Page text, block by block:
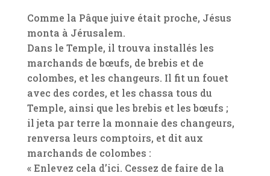
Comme la Pâque juive était proche, Jésus
monta à Jérusalem.
Dans le Temple, il trouva installés les
marchands de bœufs, de brebis et de
colombes, et les changeurs. Il fit un fouet
avec des cordes, et les chassa tous du
Temple, ainsi que les brebis et les bœufs ;
il jeta par terre la monnaie des changeurs,
renversa leurs comptoirs, et dit aux
marchands de colombes :
« Enlevez cela d’ici. Cessez de faire de la